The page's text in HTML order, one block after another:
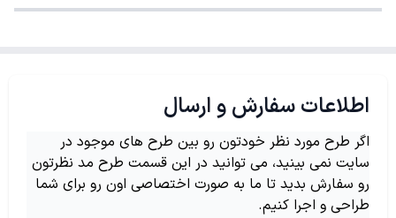
اطلاعات سفارش و ارسال
اگر طرح مورد نظر خودتون رو بین طرح های موجود در
سایت نمی بینید، می توانید در این قسمت طرح مد نظرتون
رو سفارش بدید تا ما به صورت اختصاصی اون رو برای شما
طراحی و اجرا کنیم.